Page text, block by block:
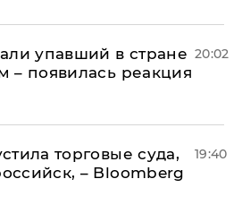
упавший в стране
– появилась реакция
20:02
торговые суда,
– Bloomberg
19:40